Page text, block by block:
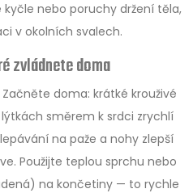
nebo poruchy držení těla,
v okolních svalech.
zvládnete doma
doma: krátké krouživé
směrem k srdci zrychlí
na paže a nohy zlepší
Použijte teplou sprchu nebo
na končetiny — to rychle